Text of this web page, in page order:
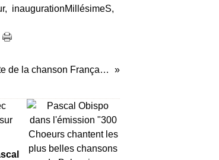
, inaugurationMillésimeS,
Pascal Obispo à la Fete de la chanson Française